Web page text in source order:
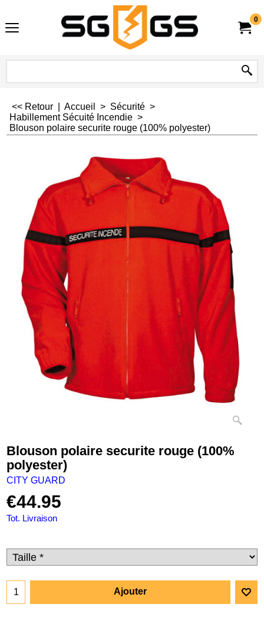
0
<< Retour Accueil > Sécurité >
Habillement Sécuité Incendie >
Blouson polaire securite rouge (100% polyester)
Blouson polaire securite rouge (100%
polyester)
CITY GUARD
€44.95
Tot. Livraison
Ajouter